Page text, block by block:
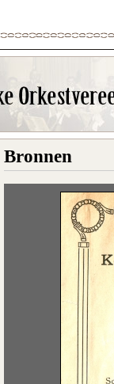
Bronnen